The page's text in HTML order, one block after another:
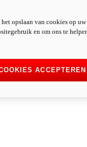
opslaan van cookies op uw
en om ons te
ACCEPTEREN